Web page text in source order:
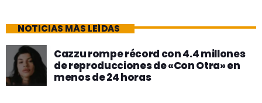
NOTICIAS MÁS LEÍDAS
Cazzu rompe récord con 4.4 millones
de reproducciones de «Con Otra» en
menos de 24 horas